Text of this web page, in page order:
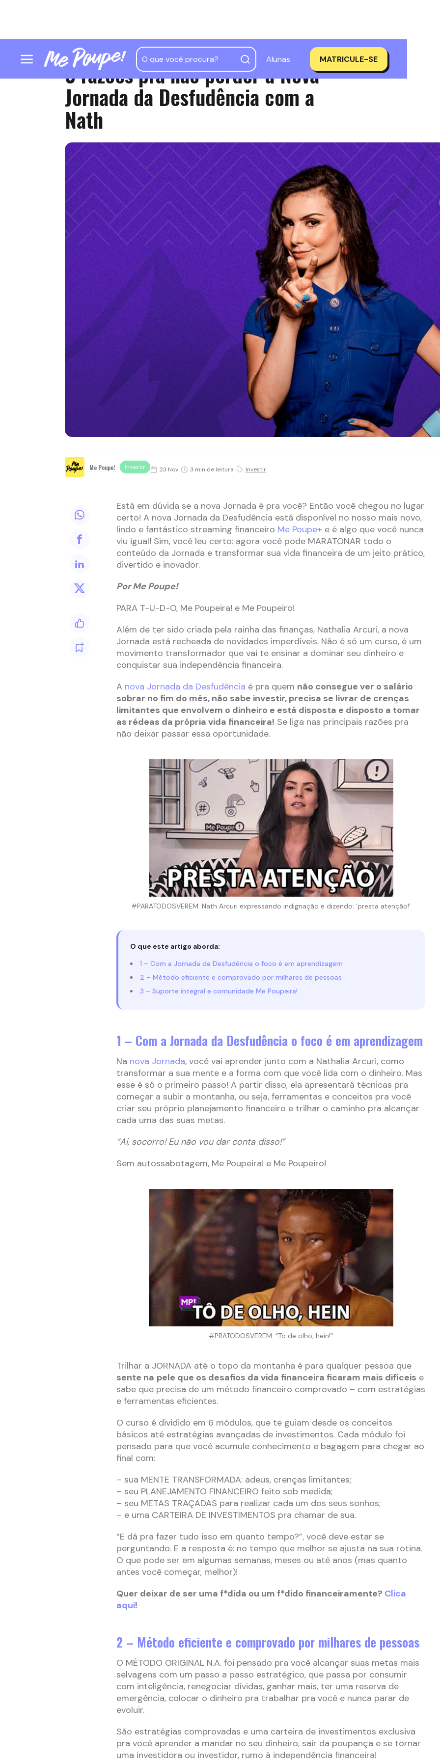
Alunas MATRICULE-SE
3 razões pra não perder a Nova
Jornada da Desfudência com a
Nath
Me Poupe! Investir 23 Nov 3 min de leitura Investir
Está em dúvida se a nova Jornada é pra você? Então você chegou no lugar
certo! A nova Jornada da Desfudência está disponível no nosso mais novo,
lindo e fantástico streaming financeiro Me Poupe+ e é algo que você nunca
viu igual! Sim, você leu certo: agora você pode MARATONAR todo o
conteúdo da Jornada e transformar sua vida financeira de um jeito prático,
divertido e inovador.
Por Me Poupe!
PARA T-U-D-O, Me Poupeira! e Me Poupeiro!
Além de ter sido criada pela rainha das finanças, Nathalia Arcuri, a nova
Jornada está recheada de novidades imperdíveis. Não é só um curso, é um
movimento transformador que vai te ensinar a dominar seu dinheiro e
conquistar sua independência financeira.
A nova Jornada da Desfudência é pra quem não consegue ver o salário
sobrar no fim do mês, não sabe investir, precisa se livrar de crenças
limitantes que envolvem o dinheiro e está disposta e disposto a tomar
as rédeas da própria vida financeira! Se liga nas principais razões pra
não deixar passar essa oportunidade.
#PARATODOSVEREM: Nath Arcuri expressando indignação e dizendo: ‘presta atenção!’
O que este artigo aborda:
1 – Com a Jornada da Desfudência o foco é em aprendizagem
2 – Método eficiente e comprovado por milhares de pessoas
3 – Suporte integral e comunidade Me Poupeira!
1 – Com a Jornada da Desfudência o foco é em aprendizagem
Na nova Jornada, você vai aprender junto com a Nathalia Arcuri, como
transformar a sua mente e a forma com que você lida com o dinheiro. Mas
esse é só o primeiro passo! A partir disso, ela apresentará técnicas pra
começar a subir a montanha, ou seja, ferramentas e conceitos pra você
criar seu próprio planejamento financeiro e trilhar o caminho pra alcançar
cada uma das suas metas.
“Ai, socorro! Eu não vou dar conta disso!”
Sem autossabotagem, Me Poupeira! e Me Poupeiro!
#PRATODOSVEREM: “Tô de olho, hein!”
Trilhar a JORNADA até o topo da montanha é para qualquer pessoa que
sente na pele que os desafios da vida financeira ficaram mais difíceis e
sabe que precisa de um método financeiro comprovado – com estratégias
e ferramentas eficientes.
O curso é dividido em 6 módulos, que te guiam desde os conceitos
básicos até estratégias avançadas de investimentos. Cada módulo foi
pensado para que você acumule conhecimento e bagagem para chegar ao
final com:
– sua MENTE TRANSFORMADA: adeus, crenças limitantes;
– seu PLANEJAMENTO FINANCEIRO feito sob medida;
– seu METAS TRAÇADAS para realizar cada um dos seus sonhos;
– e uma CARTEIRA DE INVESTIMENTOS pra chamar de sua.
“E dá pra fazer tudo isso em quanto tempo?”, você deve estar se
perguntando. E a resposta é: no tempo que melhor se ajusta na sua rotina.
O que pode ser em algumas semanas, meses ou até anos (mas quanto
antes você começar, melhor)!
Quer deixar de ser uma f*dida ou um f*dido financeiramente? Clica
aqui!
2 – Método eficiente e comprovado por milhares de pessoas
O MÉTODO ORIGINAL N.A. foi pensado pra você alcançar suas metas mais
selvagens com um passo a passo estratégico, que passa por consumir
com inteligência, renegociar dívidas, ganhar mais, ter uma reserva de
emergência, colocar o dinheiro pra trabalhar pra você e nunca parar de
evoluir.
São estratégias comprovadas e uma carteira de investimentos exclusiva
pra você aprender a mandar no seu dinheiro, sair da poupança e se tornar
uma investidora ou investidor, rumo à independência financeira!